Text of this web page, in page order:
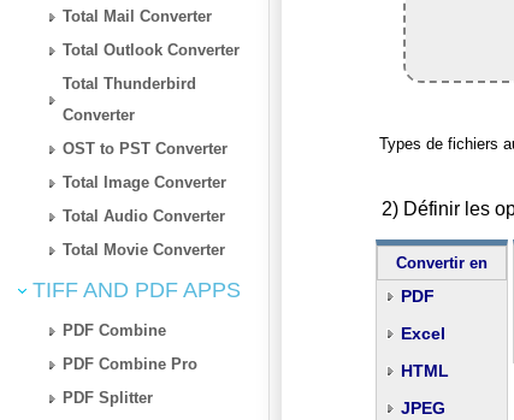
Total Mail Converter
Total Outlook Converter
Total Thunderbird
Converter
OST to PST Converter
Total Image Converter
Total Audio Converter
Total Movie Converter
TIFF AND PDF APPS
PDF Combine
PDF Combine Pro
PDF Splitter
Types de fichiers
2) Définir les
Convertir en
PDF
Excel
HTML
JPEG